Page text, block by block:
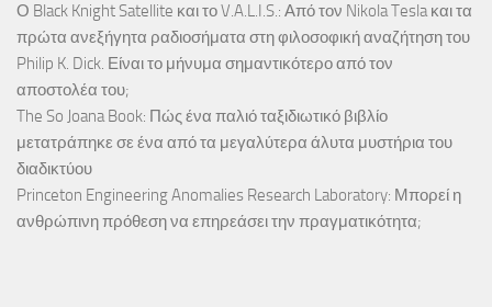
Ο Black Knight Satellite και το V.A.L.I.S.: Από τον Nikola Tesla και τα
πρώτα ανεξήγητα ραδιοσήματα στη φιλοσοφική αναζήτηση του
Philip K. Dick. Είναι το μήνυμα σημαντικότερο από τον
αποστολέα του;
The So Joana Book: Πώς ένα παλιό ταξιδιωτικό βιβλίο
μετατράπηκε σε ένα από τα μεγαλύτερα άλυτα μυστήρια του
διαδικτύου
Princeton Engineering Anomalies Research Laboratory: Μπορεί η
ανθρώπινη πρόθεση να επηρεάσει την πραγματικότητα;